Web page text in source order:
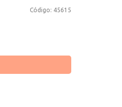
Código: 45615